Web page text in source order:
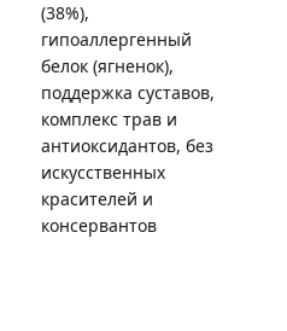
(38%),
гипоаллергенный
белок (ягненок),
поддержка суставов,
комплекс трав и
антиоксидантов, без
искусственных
красителей и
консервантов